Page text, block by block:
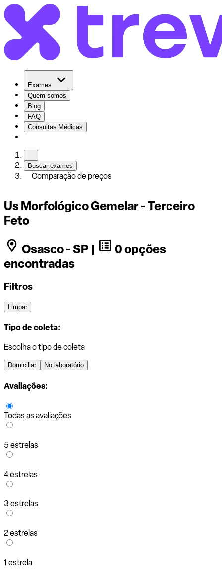
Exames
Quem somos
Blog
FAQ
Consultas Médicas
Buscar exames
Comparação de preços
Us Morfológico Gemelar - Terceiro
Feto
Osasco - SP |
0 opções
encontradas
Filtros
Limpar
Tipo de coleta:
Escolha o tipo de coleta
Domiciliar No laboratório
Avaliações:
Todas as avaliações
5 estrelas
4 estrelas
3 estrelas
2 estrelas
1 estrela